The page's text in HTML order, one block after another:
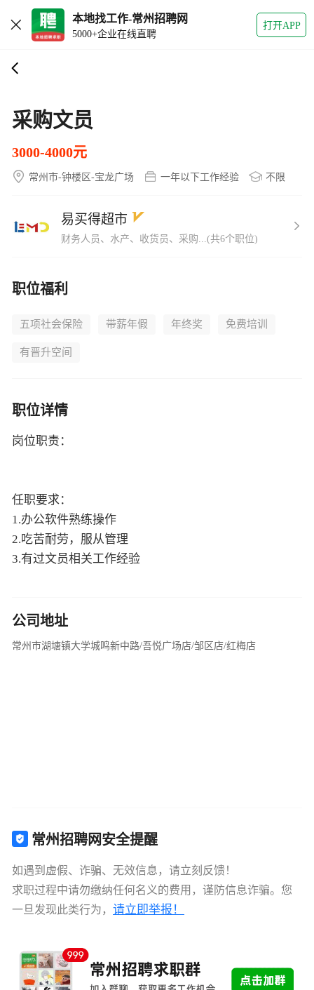
本地找工作-常州招聘网
5000+企业在线直聘
打开APP
采购文员
3000-4000元
常州市-钟楼区-宝龙广场 一年以下工作经验 不限
易买得超市
财务人员、水产、收货员、采购...(共6个职位)
职位福利
五项社会保险 带薪年假 年终奖 免费培训
有晋升空间
职位详情
岗位职责：
任职要求：
1.办公软件熟练操作
2.吃苦耐劳，服从管理
3.有过文员相关工作经验
公司地址
常州市湖塘镇大学城鸣新中路/吾悦广场店/邹区店/红梅店
常州招聘网安全提醒
如遇到虚假、诈骗、无效信息，请立刻反馈！
求职过程中请勿缴纳任何名义的费用，谨防信息诈骗。您
一旦发现此类行为， 请立即举报！